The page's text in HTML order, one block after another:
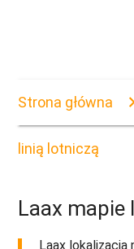
Strona główna
linią lotniczą
Laax mapie
Laax lokalizacja